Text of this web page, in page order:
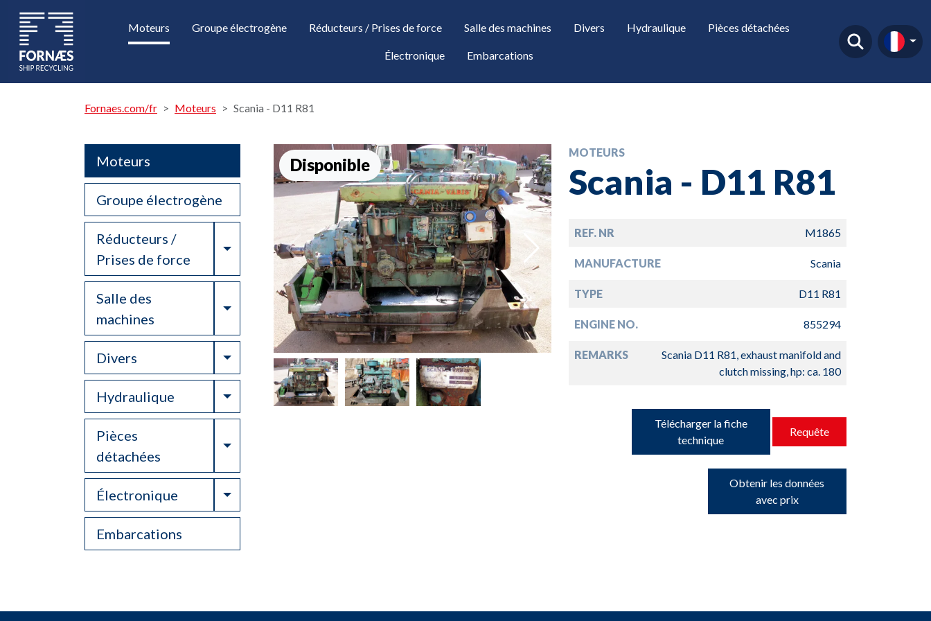
Moteurs Groupe électrogène Réducteurs / Prises de force Salle des machines Divers Hydraulique Pièces détachées
Électronique Embarcations
Fornaes.com/fr Moteurs Scania - D11 R81
Moteurs
Groupe électrogène
Réducteurs /
Prises de force
Toggle Dropdown
Salle des
machines
Toggle Dropdown
Divers Toggle Dropdown
Hydraulique Toggle Dropdown
Pièces
détachées
Toggle Dropdown
Électronique Toggle Dropdown
Embarcations
Disponible
MOTEURS
Scania - D11 R81
REF. NR M1865
MANUFACTURE Scania
TYPE D11 R81
ENGINE NO. 855294
REMARKS
Scania D11 R81, exhaust manifold and
clutch missing, hp: ca. 180
Télécharger la fiche
technique
Requête
Obtenir les données
avec prix